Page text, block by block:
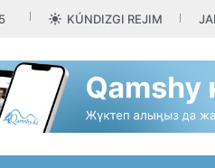
5 KÚNDIZGI REJIM